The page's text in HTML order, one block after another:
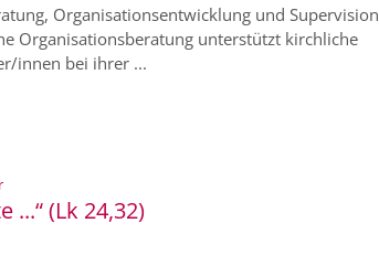
Organisationsentwicklung und Supervision
Organisationsberatung unterstützt kirchliche
innen bei ihrer ...
:
(Lk 24,32)